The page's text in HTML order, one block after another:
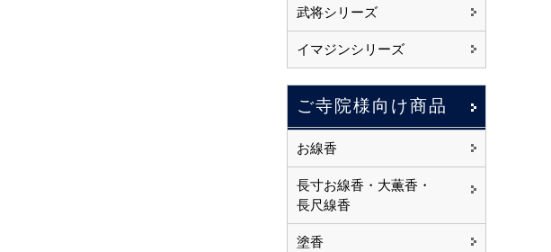
武将シリーズ
イマジンシリーズ
ご寺院様向け商品
お線香
長寸お線香・大薫香・
長尺線香
塗香